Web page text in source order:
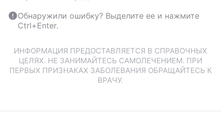
Обнаружили ошибку? Выделите ее и нажмите
Ctrl+Enter.
ИНФОРМАЦИЯ ПРЕДОСТАВЛЯЕТСЯ В СПРАВОЧНЫХ
ЦЕЛЯХ. НЕ ЗАНИМАЙТЕСЬ САМОЛЕЧЕНИЕМ. ПРИ
ПЕРВЫХ ПРИЗНАКАХ ЗАБОЛЕВАНИЯ ОБРАЩАЙТЕСЬ К
ВРАЧУ.